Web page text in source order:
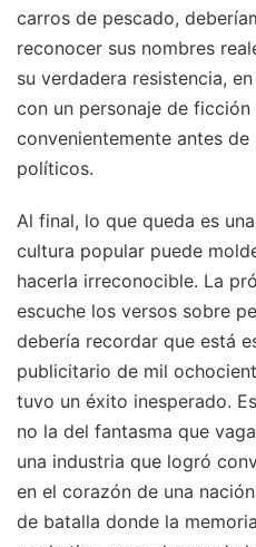
carros de pescado,
reconocer sus nombres
su verdadera resistencia,
con un personaje de ficción
convenientemente antes
políticos.
Al final, lo que queda es
cultura popular puede
hacerla irreconocible. La
escuche los versos sobre
debería recordar que está
publicitario de mil
tuvo un éxito inesperado.
no la del fantasma que
una industria que logró
en el corazón de una
de batalla donde la